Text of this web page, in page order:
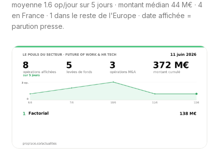
moyenne 1.6 op/jour sur 5 jours · montant médian 44 M€ · 4
en France · 1 dans le reste de l'Europe · date affichée =
parution presse.